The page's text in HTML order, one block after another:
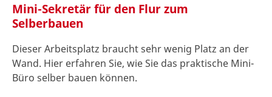
Mini-Sekretär für den Flur zum
Selberbauen
Dieser Arbeitsplatz braucht sehr wenig Platz an der
Wand. Hier erfahren Sie, wie Sie das praktische Mini-
Büro selber bauen können.